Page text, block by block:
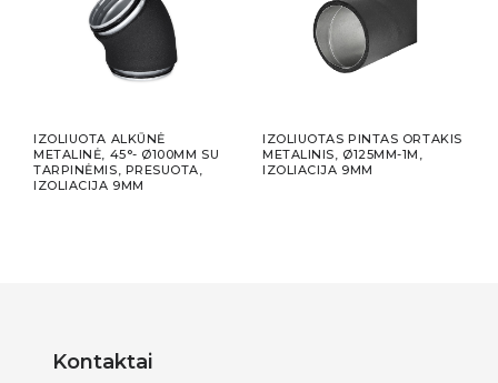
IZOLIUOTA ALKŪNĖ
METALINĖ, 45°- Ø100MM SU
TARPINĖMIS, PRESUOTA,
IZOLIACIJA 9MM
IZOLIUOTAS PINTAS ORTAKIS
METALINIS, Ø125MM-1M,
IZOLIACIJA 9MM
Kontaktai